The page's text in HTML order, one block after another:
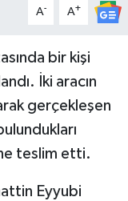
A- A+
bir kişi
İki aracın
gerçekleşen
teslim etti.
Eyyubi